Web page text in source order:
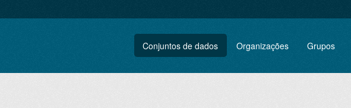
Conjuntos de dados Organizações Grupos